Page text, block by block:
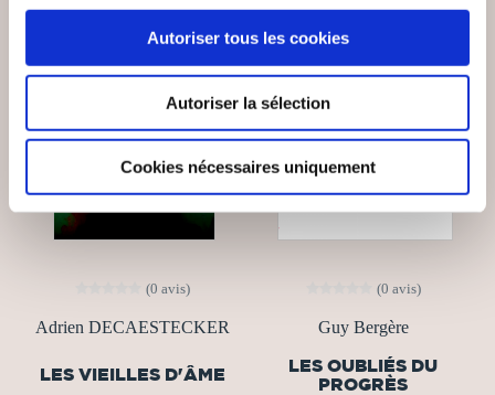
Autoriser tous les cookies
Autoriser la sélection
Cookies nécessaires uniquement
(0 avis)
Adrien DECAESTECKER
LES VIEILLES D'ÂME
(0 avis)
Guy Bergère
LES OUBLIÉS DU
PROGRÈS